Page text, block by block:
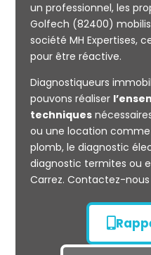
Mesurage
CARREZ
un professionnel, les
Golfech (82400)
société MH Expertises,
pour être réactive.
Diagnostiqueurs
pouvons réaliser
techniques
ou une location comme
plomb, le diagnostic
diagnostic termites ou
Carrez. Contactez-nous